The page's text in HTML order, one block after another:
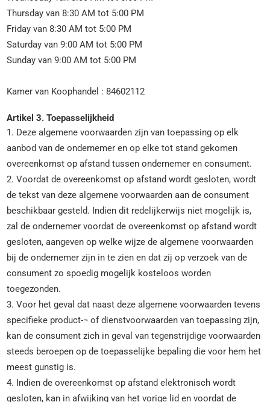
Thursday van 8:30 AM tot 5:00 PM
Friday van 8:30 AM tot 5:00 PM
Saturday van 9:00 AM tot 5:00 PM
Sunday van 9:00 AM tot 5:00 PM
Kamer van Koophandel : 84602112
Artikel 3. Toepasselijkheid
1. Deze algemene voorwaarden zijn van toepassing op elk
aanbod van de ondernemer en op elke tot stand gekomen
overeenkomst op afstand tussen ondernemer en consument.
2. Voordat de overeenkomst op afstand wordt gesloten, wordt
de tekst van deze algemene voorwaarden aan de consument
beschikbaar gesteld. Indien dit redelijkerwijs niet mogelijk is,
zal de ondernemer voordat de overeenkomst op afstand wordt
gesloten, aangeven op welke wijze de algemene voorwaarden
bij de ondernemer zijn in te zien en dat zij op verzoek van de
consument zo spoedig mogelijk kosteloos worden
toegezonden.
3. Voor het geval dat naast deze algemene voorwaarden tevens
specifieke product-¬ of dienstvoorwaarden van toepassing zijn,
kan de consument zich in geval van tegenstrijdige voorwaarden
steeds beroepen op de toepasselijke bepaling die voor hem het
meest gunstig is.
4. Indien de overeenkomst op afstand elektronisch wordt
gesloten, kan in afwijking van het vorige lid en voordat de